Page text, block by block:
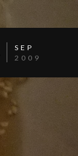
SEP
2009